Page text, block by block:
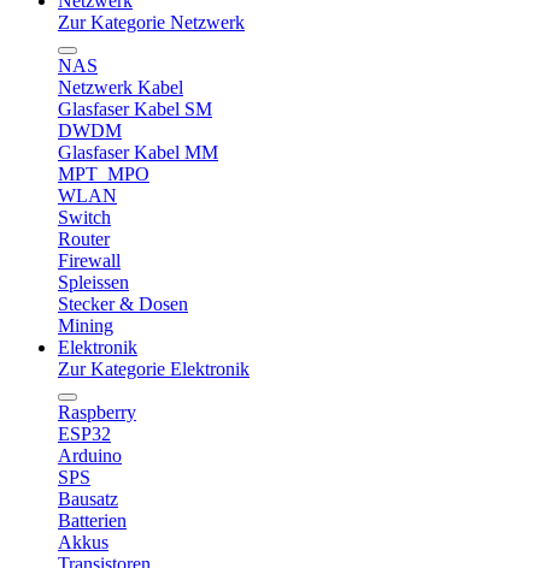
Zur Kategorie Netzwerk
NAS
Netzwerk Kabel
Glasfaser Kabel SM
DWDM
Glasfaser Kabel MM
MPT_MPO
WLAN
Switch
Router
Firewall
Spleissen
Stecker & Dosen
Mining
Elektronik
Zur Kategorie Elektronik
Raspberry
ESP32
Arduino
SPS
Bausatz
Batterien
Akkus
Transistoren